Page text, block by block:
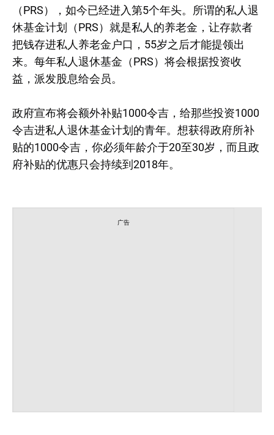
（PRS），如今已经进入第5个年头。所谓的私人退
休基金计划（PRS）就是私人的养老金，让存款者
把钱存进私人养老金户口，55岁之后才能提领出
来。每年私人退休基金（PRS）将会根据投资收
益，派发股息给会员。
政府宣布将会额外补贴1000令吉，给那些投资1000
令吉进私人退休基金计划的青年。想获得政府所补
贴的1000令吉，你必须年龄介于20至30岁，而且政
府补贴的优惠只会持续到2018年。
广告